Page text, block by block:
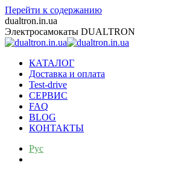
Перейти к содержанию
dualtron.in.ua
Электросамокаты DUALTRON
КАТАЛОГ
Доставка и оплата
Test-drive
СЕРВИС
FAQ
BLOG
КОНТАКТЫ
Рус